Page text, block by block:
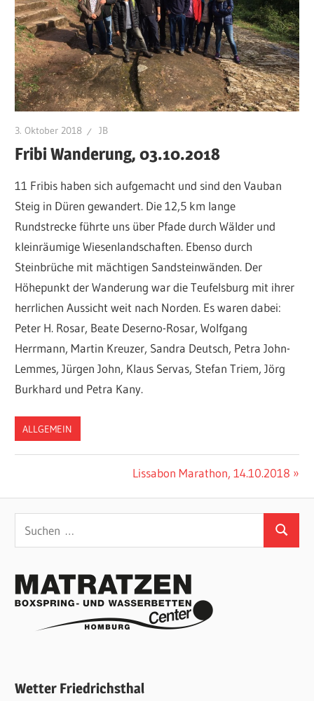
3. Oktober 2018 JB
Fribi Wanderung, 03.10.2018
11 Fribis haben sich aufgemacht und sind den Vauban
Steig in Düren gewandert. Die 12,5 km lange
Rundstrecke führte uns über Pfade durch Wälder und
kleinräumige Wiesenlandschaften. Ebenso durch
Steinbrüche mit mächtigen Sandsteinwänden. Der
Höhepunkt der Wanderung war die Teufelsburg mit ihrer
herrlichen Aussicht weit nach Norden. Es waren dabei:
Peter H. Rosar, Beate Deserno-Rosar, Wolfgang
Herrmann, Martin Kreuzer, Sandra Deutsch, Petra John-
Lemmes, Jürgen John, Klaus Servas, Stefan Triem, Jörg
Burkhard und Petra Kany.
ALLGEMEIN
Beitragsnavigation
Nächster
Lissabon Marathon, 14.10.2018
Suchen
Wetter Friedrichsthal